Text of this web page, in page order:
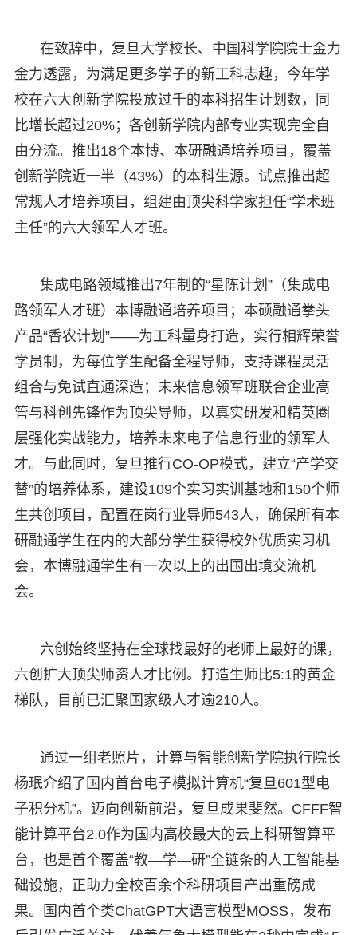
在致辞中，复旦大学校长、中国科学院院士金力
金力透露，为满足更多学子的新工科志趣，今年学
校在六大创新学院投放过千的本科招生计划数，同
比增长超过20%；各创新学院内部专业实现完全自
由分流。推出18个本博、本研融通培养项目，覆盖
创新学院近一半（43%）的本科生源。试点推出超
常规人才培养项目，组建由顶尖科学家担任“学术班
主任”的六大领军人才班。
集成电路领域推出7年制的“星陈计划”（集成电
路领军人才班）本博融通培养项目；本硕融通拳头
产品“香农计划”——为工科量身打造，实行相辉荣誉
学员制，为每位学生配备全程导师，支持课程灵活
组合与免试直通深造；未来信息领军班联合企业高
管与科创先锋作为顶尖导师，以真实研发和精英圈
层强化实战能力，培养未来电子信息行业的领军人
才。与此同时，复旦推行CO-OP模式，建立“产学交
替”的培养体系，建设109个实习实训基地和150个师
生共创项目，配置在岗行业导师543人，确保所有本
研融通学生在内的大部分学生获得校外优质实习机
会，本博融通学生有一次以上的出国出境交流机
会。
六创始终坚持在全球找最好的老师上最好的课，
六创扩大顶尖师资人才比例。打造生师比5:1的黄金
梯队，目前已汇聚国家级人才逾210人。
通过一组老照片，计算与智能创新学院执行院长
杨珉介绍了国内首台电子模拟计算机“复旦601型电
子积分机”。迈向创新前沿，复旦成果斐然。CFFF智
能计算平台2.0作为国内高校最大的云上科研智算平
台，也是首个覆盖“教—学—研”全链条的人工智能基
础设施，正助力全校百余个科研项目产出重磅成
果。国内首个类ChatGPT大语言模型MOSS，发布